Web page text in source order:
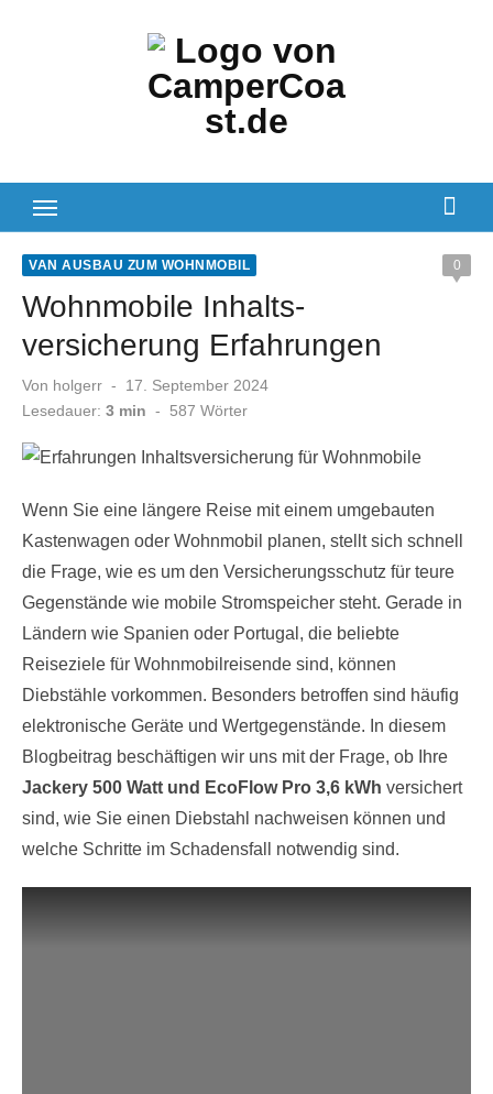
VAN AUSBAU ZUM WOHNMOBIL 0
Wohnmobile Inhalts­
versicherung Erfahrungen
Von holgerr
Veröffentlicht
am
17. September 2024
Lesedauer: 3 min - 587 Wörter
Wenn Sie eine längere Reise mit einem umgebauten
Kastenwagen oder Wohnmobil planen, stellt sich schnell
die Frage, wie es um den Versicherungsschutz für teure
Gegenstände wie mobile Stromspeicher steht. Gerade in
Ländern wie Spanien oder Portugal, die beliebte
Reiseziele für Wohnmobilreisende sind, können
Diebstähle vorkommen. Besonders betroffen sind häufig
elektronische Geräte und Wertgegenstände. In diesem
Blogbeitrag beschäftigen wir uns mit der Frage, ob Ihre
Jackery 500 Watt und EcoFlow Pro 3,6 kWh versichert
sind, wie Sie einen Diebstahl nachweisen können und
welche Schritte im Schadensfall notwendig sind.